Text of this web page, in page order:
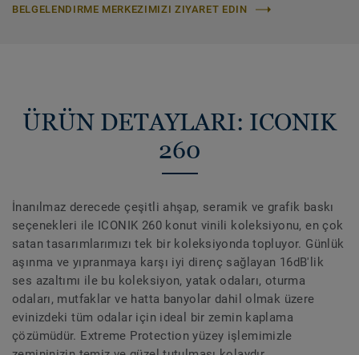
BELGELENDIRME MERKEZIMIZI ZIYARET EDIN
ÜRÜN DETAYLARI: ICONIK
260
İnanılmaz derecede çeşitli ahşap, seramik ve grafik baskı
seçenekleri ile ICONIK 260 konut vinili koleksiyonu, en çok
satan tasarımlarımızı tek bir koleksiyonda topluyor. Günlük
aşınma ve yıpranmaya karşı iyi direnç sağlayan 16dB'lik
ses azaltımı ile bu koleksiyon, yatak odaları, oturma
odaları, mutfaklar ve hatta banyolar dahil olmak üzere
evinizdeki tüm odalar için ideal bir zemin kaplama
çözümüdür. Extreme Protection yüzey işlemimizle